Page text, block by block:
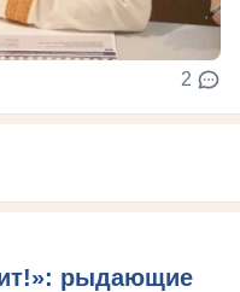
2
рыдающие